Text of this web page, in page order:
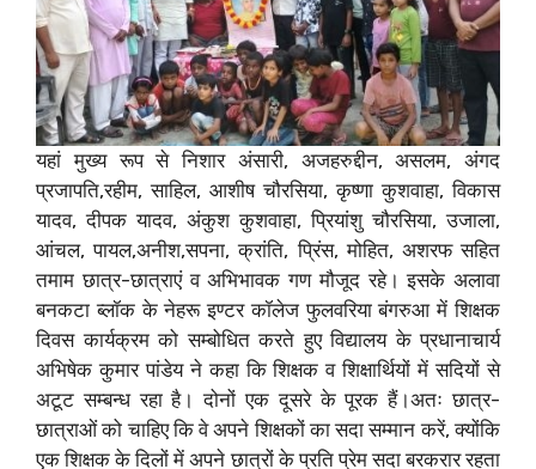
यहां मुख्य रूप से निशार अंसारी, अजहरुद्दीन, असलम, अंगद
प्रजापति,रहीम, साहिल, आशीष चौरसिया, कृष्णा कुशवाहा, विकास
यादव, दीपक यादव, अंकुश कुशवाहा, प्रियांशु चौरसिया, उजाला,
आंचल, पायल,अनीश,सपना, क्रांति, प्रिंस, मोहित, अशरफ सहित
तमाम छात्र-छात्राएं व अभिभावक गण मौजूद रहे। इसके अलावा
बनकटा ब्लॉक के नेहरू इण्टर कॉलेज फुलवरिया बंगरुआ में शिक्षक
दिवस कार्यक्रम को सम्बोधित करते हुए विद्यालय के प्रधानाचार्य
अभिषेक कुमार पांडेय ने कहा कि शिक्षक व शिक्षार्थियों में सदियों से
अटूट सम्बन्ध रहा है। दोनों एक दूसरे के पूरक हैं।अतः छात्र-
छात्राओं को चाहिए कि वे अपने शिक्षकों का सदा सम्मान करें, क्योंकि
एक शिक्षक के दिलों में अपने छात्रों के प्रति प्रेम सदा बरकरार रहता